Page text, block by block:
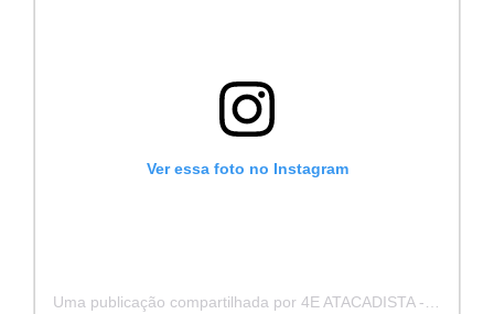
Ver essa foto no Instagram